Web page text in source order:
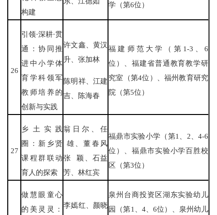
构建
学（第6位）
26
引领·深耕·贯
通：协同推
进中小学体
育学科领军
教师培养的
创新与实践
许文鑫、黄汉
升、张加林
陈明祥、江建
吉、陈海春
福建师范大学（第1-3、6
位）、福建省普通教育教学研
究室（第4位）、福州教育研究
院（第5位）
27
乡土实践
圈：新乡贤
课程群联动
育人的探索
翁日尔、任
雄、董春风
张 颖、石益
芳、林红宾
福鼎市实验小学（第1、2、4-6
位）、福鼎市实验小学百胜校
区（第3位）
做慧眼童心
的美灵灵： 李嫣红、颜晓
泉州台商投资区湖东实验幼儿
园（第1、4、6位）、泉州幼儿